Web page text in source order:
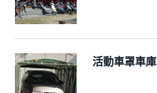
活動車罩車庫